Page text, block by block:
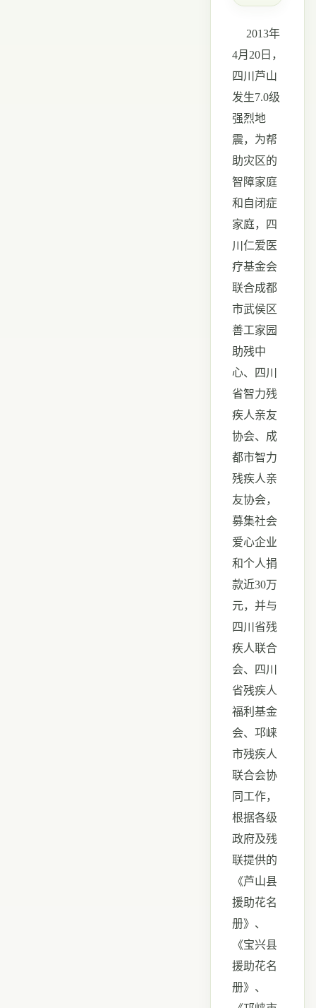
2013年
4月 20 日，
四川芦山
发生7.0级
强烈地
震，为帮
助灾区的
智障家庭
和自闭症
家庭，四
川仁爱医
疗基金会
联合成都
市武侯区
善工家园
助残中
心、四川
省智力残
疾人亲友
协会、成
都市智力
残疾人亲
友协会，
募集社会
爱心企业
和个人捐
款近30万
元，并与
四川省残
疾人联合
会、四川
省残疾人
福利基金
会、邛崃
市残疾人
联合会协
同工作，
根据各级
政府及残
联提供的
《芦山县
援助花名
册》、
《宝兴县
援助花名
册》、